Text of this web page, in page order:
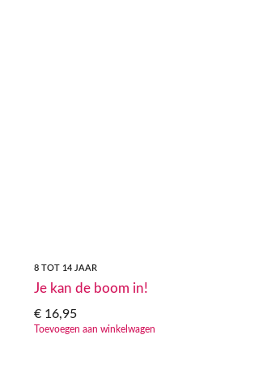
8 TOT 14 JAAR
Je kan de boom in!
€ 16,95
Toevoegen aan winkelwagen